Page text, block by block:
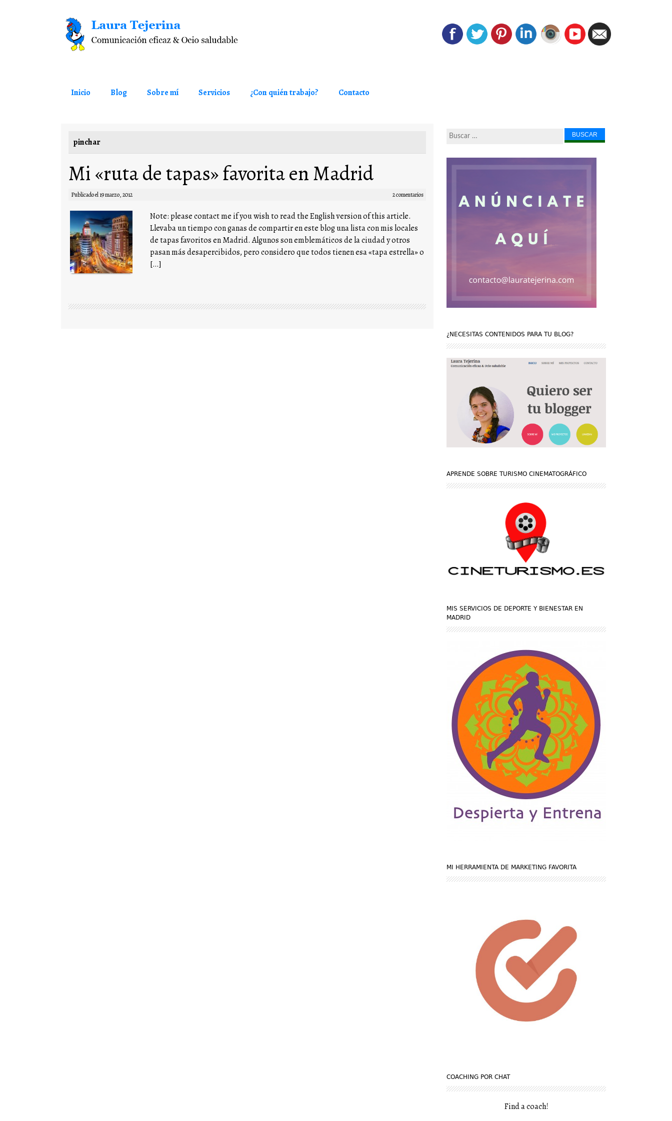
Saltar al contenido
Inicio Blog Sobre mí Servicios ¿Con quién trabajo? Contacto
pinchar
Mi «ruta de tapas» favorita en Madrid
Publicado el19 marzo, 2012 2 comentarios
Note: please contact me if you wish to read the English version of this article.
Llevaba un tiempo con ganas de compartir en este blog una lista con mis locales
de tapas favoritos en Madrid. Algunos son emblemáticos de la ciudad y otros
pasan más desapercibidos, pero considero que todos tienen esa «tapa estrella» o
[…]
Buscar...
¿NECESITAS CONTENIDOS PARA TU BLOG?
APRENDE SOBRE TURISMO CINEMATOGRÁFICO
MIS SERVICIOS DE DEPORTE Y BIENESTAR EN
MADRID
MI HERRAMIENTA DE MARKETING FAVORITA
COACHING POR CHAT
Find a coach!